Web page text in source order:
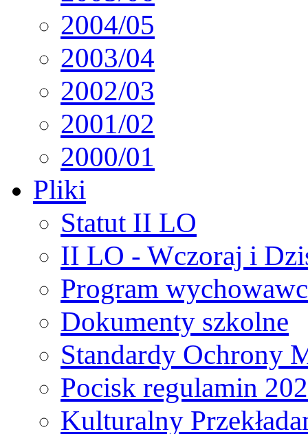
2004/05
2003/04
2002/03
2001/02
2000/01
Pliki
Statut II LO
II LO - Wczoraj i
Program
Dokumenty szkolne
Standardy Ochrony
Pocisk regulamin
Kulturalny